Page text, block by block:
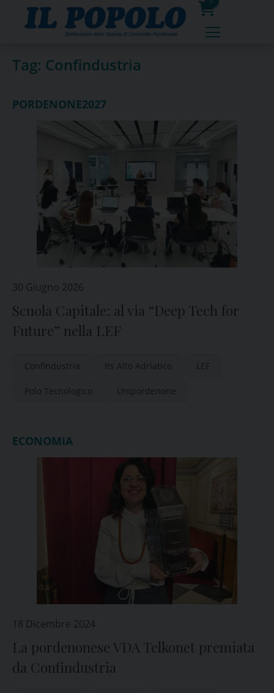
0
prodotti
Tag: Confindustria
PORDENONE2027
30 Giugno 2026
Scuola Capitale: al via “Deep Tech for
Future” nella LEF
Confindustria Its Alto Adriatico LEF
Polo Tecnologico Unipordenone
ECONOMIA
18 Dicembre 2024
La pordenonese VDA Telkonet premiata
da Confindustria